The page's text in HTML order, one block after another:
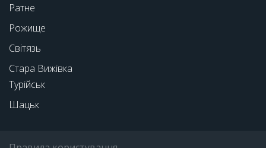
Ратне
Рожище
Світязь
Стара Вижівка
Турійськ
Шацьк